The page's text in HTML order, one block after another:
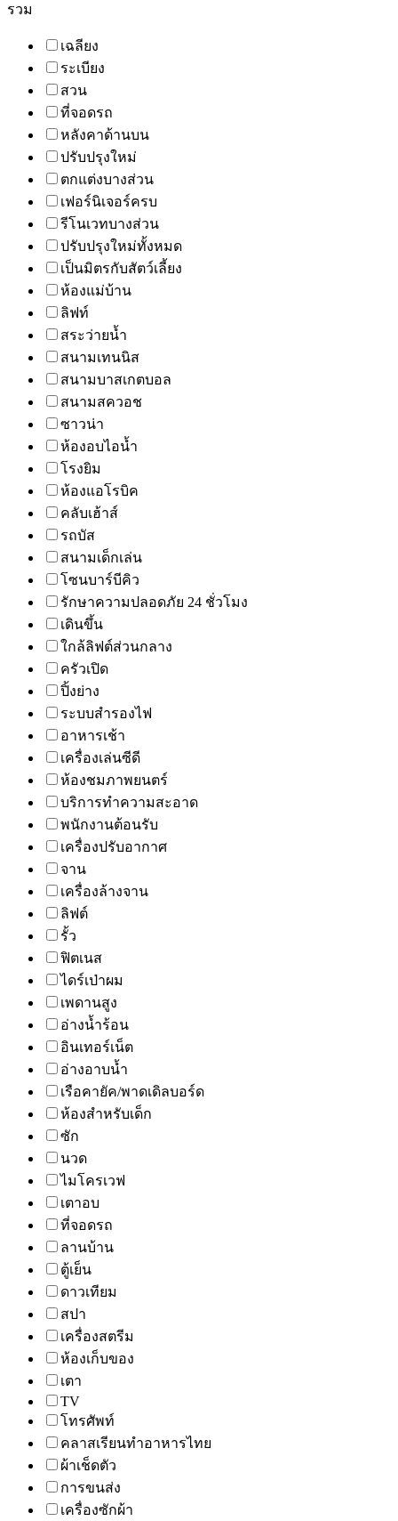
รวม
เฉลียง
ระเบียง
สวน
ที่จอดรถ
หลังคาด้านบน
ปรับปรุงใหม่
ตกแต่งบางส่วน
เฟอร์นิเจอร์ครบ
รีโนเวทบางส่วน
ปรับปรุงใหม่ทั้งหมด
เป็นมิตรกับสัตว์เลี้ยง
ห้องแม่บ้าน
ลิฟท์
สระว่ายน้ำ
สนามเทนนิส
สนามบาสเกตบอล
สนามสควอช
ซาวน่า
ห้องอบไอน้ำ
โรงยิม
ห้องแอโรบิค
คลับเฮ้าส์
รถบัส
สนามเด็กเล่น
โซนบาร์บีคิว
รักษาความปลอดภัย 24 ชั่วโมง
เดินขึ้น
ใกล้ลิฟต์ส่วนกลาง
ครัวเปิด
ปิ้งย่าง
ระบบสำรองไฟ
อาหารเช้า
เครื่องเล่นซีดี
ห้องชมภาพยนตร์
บริการทำความสะอาด
พนักงานต้อนรับ
เครื่องปรับอากาศ
จาน
เครื่องล้างจาน
ลิฟต์
รั้ว
ฟิตเนส
ไดร์เป่าผม
เพดานสูง
อ่างน้ำร้อน
อินเทอร์เน็ต
อ่างอาบน้ำ
เรือคายัค/พาดเดิลบอร์ด
ห้องสำหรับเด็ก
ซัก
นวด
ไมโครเวฟ
เตาอบ
ที่จอดรถ
ลานบ้าน
ตู้เย็น
ดาวเทียม
สปา
เครื่องสตรีม
ห้องเก็บของ
เตา
TV
โทรศัพท์
คลาสเรียนทำอาหารไทย
ผ้าเช็ดตัว
การขนส่ง
เครื่องซักผ้า